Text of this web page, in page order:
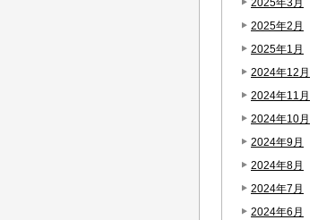
2025年3月
2025年2月
2025年1月
2024年12月
2024年11月
2024年10月
2024年9月
2024年8月
2024年7月
2024年6月